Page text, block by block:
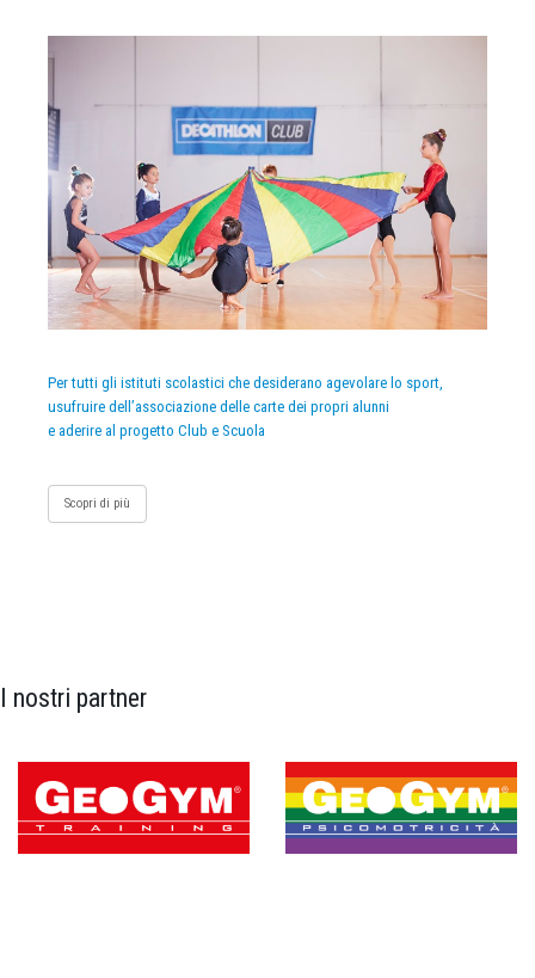
Per tutti gli istituti scolastici che desiderano agevolare lo sport,
usufruire dell’associazione delle carte dei propri alunni
e aderire al progetto Club e Scuola
Scopri di più
I nostri partner